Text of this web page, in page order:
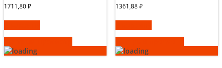
1711,80₽ 1361,88₽